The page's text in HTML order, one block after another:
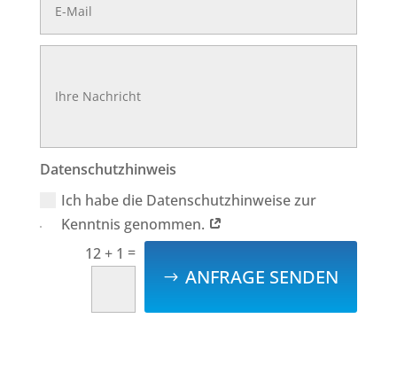
Datenschutzhinweis
Ich habe die Datenschutzhinweise zur
Kenntnis genommen.
12 + 1 =
ANFRAGE SENDEN